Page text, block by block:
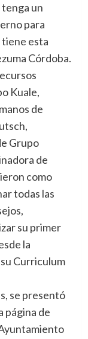
un
para
esta
Córdoba.
Kuale,
de
Grupo
de
como
todas las
su primer
la
Curriculum
se presentó
página de